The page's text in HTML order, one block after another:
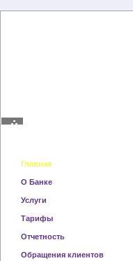
Главная
О Банке
Услуги
Тарифы
Отчетность
Обращения клиентов